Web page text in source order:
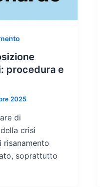
procedura e
2025
di
crisi
soprattutto